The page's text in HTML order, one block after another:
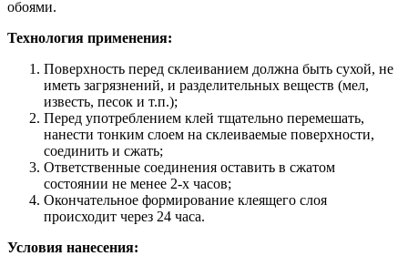
обоями.
Технология применения:
Поверхность перед склеиванием должна быть сухой, не
иметь загрязнений, и разделительных веществ (мел,
известь, песок и т.п.);
Перед употреблением клей тщательно перемешать,
нанести тонким слоем на склеиваемые поверхности,
соединить и сжать;
Ответственные соединения оставить в сжатом
состоянии не менее 2-х часов;
Окончательное формирование клеящего слоя
происходит через 24 часа.
Условия нанесения: